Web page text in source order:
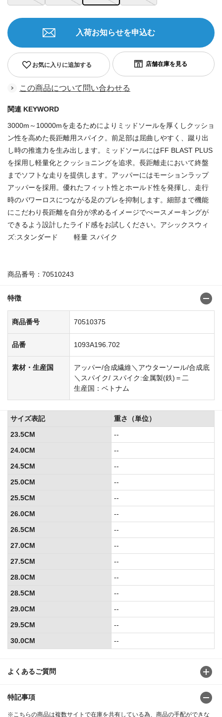
お気に入りに追加する
入荷お知らせを申込む
この商品について問い合わせる
関連 KEYWORD
3000m～10000mを走るためによりミッドソールを厚くしクッショ
ン性を高めた長距離用スパイク。前足部は屈曲しやすく、蹴り出
し時の推進力を生み出します。ミッドソールにはFF BLAST PLUS
を採用し軽量化とクッショニングを追求。長距離走において終盤
までソフトな走りを提供します。アッパーにはモーションラップ
アッパーを採用。優れたフィット性とホールド性を発揮し、走行
時のパワーロスにつながる足のブレを抑制します。細部まで機能
にこだわり長距離を自分が求めるイメージでぺースメーキングが
できるよう設計したライド感をお試しください。アシックスウィ
ズ:スタンダード 軽量 スパイク
商品番号：70510243
特徴
商品番号 70510375
品番 1093A196.702
素材・生産国
アッパー/合成繊維＼アウターソール/合成底
＼スパイク/ スパイク:金属製(鉄)＝二
生産国：ベトナム
よくあるご質問
特記事項
※こちらの商品は複数サイトで在庫を共有している為、商品の手配ができな
サイズ表記
重さ（単位）
23.5CM
--
24.0CM
--
24.5CM
--
25.0CM
--
25.5CM
--
26.0CM
--
26.5CM
--
27.0CM
--
27.5CM
--
28.0CM
--
28.5CM
--
29.0CM
--
29.5CM
--
30.0CM
--